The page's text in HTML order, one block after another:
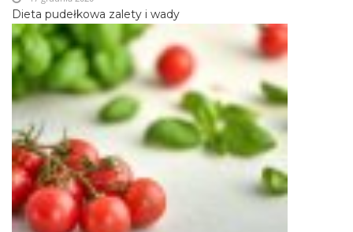
Dieta pudełkowa zalety i wady